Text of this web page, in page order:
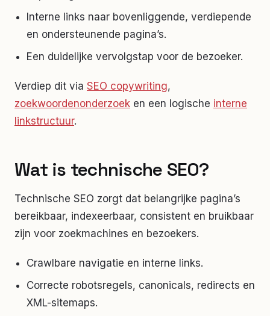
Interne links naar bovenliggende, verdiepende
en ondersteunende pagina’s.
Een duidelijke vervolgstap voor de bezoeker.
Verdiep dit via SEO copywriting,
zoekwoordenonderzoek en een logische interne
linkstructuur.
Wat is technische SEO?
Technische SEO zorgt dat belangrijke pagina’s
bereikbaar, indexeerbaar, consistent en bruikbaar
zijn voor zoekmachines en bezoekers.
Crawlbare navigatie en interne links.
Correcte robotsregels, canonicals, redirects en
XML-sitemaps.